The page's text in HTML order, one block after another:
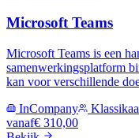
Microsoft Teams
Microsoft Teams is een
samenwerkingsplatform
kan voor verschillende
InCompany
vanaf€ 310,00